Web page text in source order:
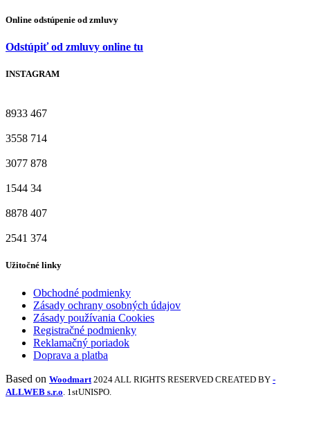
Online odstúpenie od zmluvy
Odstúpiť od zmluvy online tu
INSTAGRAM
8933 467
3558 714
3077 878
1544 34
8878 407
2541 374
Užitočné linky
Obchodné podmienky
Zásady ochrany osobných údajov
Zásady používania Cookies
Registračné podmienky
Reklamačný poriadok
Doprava a platba
Based on Woodmart 2024 ALL RIGHTS RESERVED CREATED BY -
ALLWEB s.r.o . 1stUNISPO.